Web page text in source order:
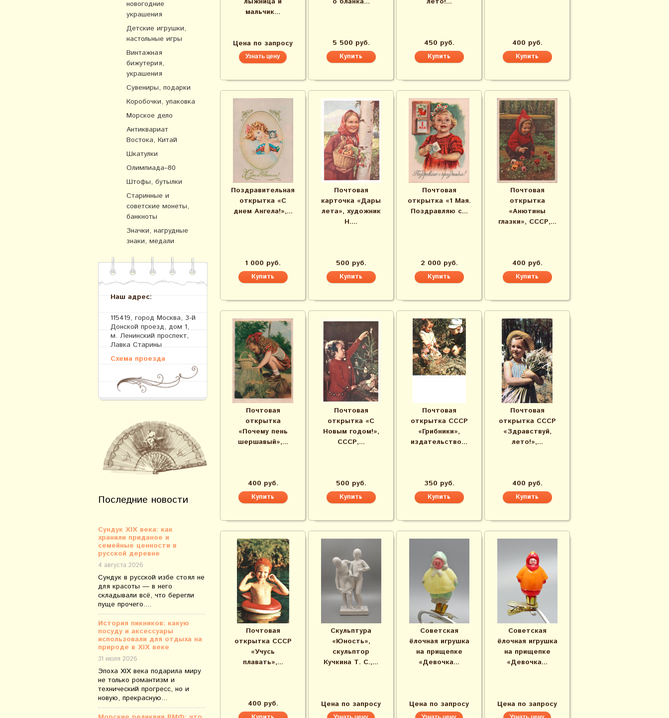
новогодние
украшения
Детские игрушки,
настольные игры
Винтажная
бижутерия,
украшения
Сувениры, подарки
Коробочки, упаковка
Морское дело
Антиквариат
Востока, Китай
Шкатулки
Олимпиада–80
Штофы, бутылки
Старинные и
советские монеты,
банкноты
Значки, нагрудные
знаки, медали
Наш адрес:
115419, город Москва, 3-й
Донской проезд, дом 1,
м. Ленинский проспект,
Лавка Старины
Схема проезда
Последние новости
Сундук XIX века: как
хранили приданое и
семейные ценности в
русской деревне
4 августа 2026
Сундук в русской избе стоял не
для красоты — в него
складывали всё, что берегли
пуще прочего....
История пикников: какую
посуду и аксессуары
использовали для отдыха на
природе в XIX веке
31 июля 2026
Эпоха XIX века подарила миру
не только романтизм и
технический прогресс, но и
новую, прекрасную...
мальчик...
Цена по запросу
Узнать цену
5 500 руб. 450 руб. 400 руб.
Поздравительная
открытка «С
днем Ангела!»,...
1 000 руб.
Почтовая
карточка «Дары
лета», художник
Н....
500 руб.
Почтовая
открытка «1 Мая.
Поздравляю с...
2 000 руб.
Почтовая
открытка
«Анютины
глазки», СССР,...
400 руб.
Почтовая
открытка
«Почему пень
шершавый»,...
400 руб.
Почтовая
открытка «С
Новым годом!»,
СССР,...
500 руб.
Почтовая
открытка СССР
«Грибники»,
издательство...
350 руб.
Почтовая
открытка СССР
«Здравствуй,
лето!»,...
400 руб.
Почтовая
открытка СССР
«Учусь
плавать»,...
400 руб.
Скульптура
«Юность»,
скульптор
Кучкина Т. С.,...
Цена по запросу
Советская
ёлочная игрушка
на прищепке
«Девочка...
Цена по запросу
Советская
ёлочная игрушка
на прищепке
«Девочка...
Цена по запросу